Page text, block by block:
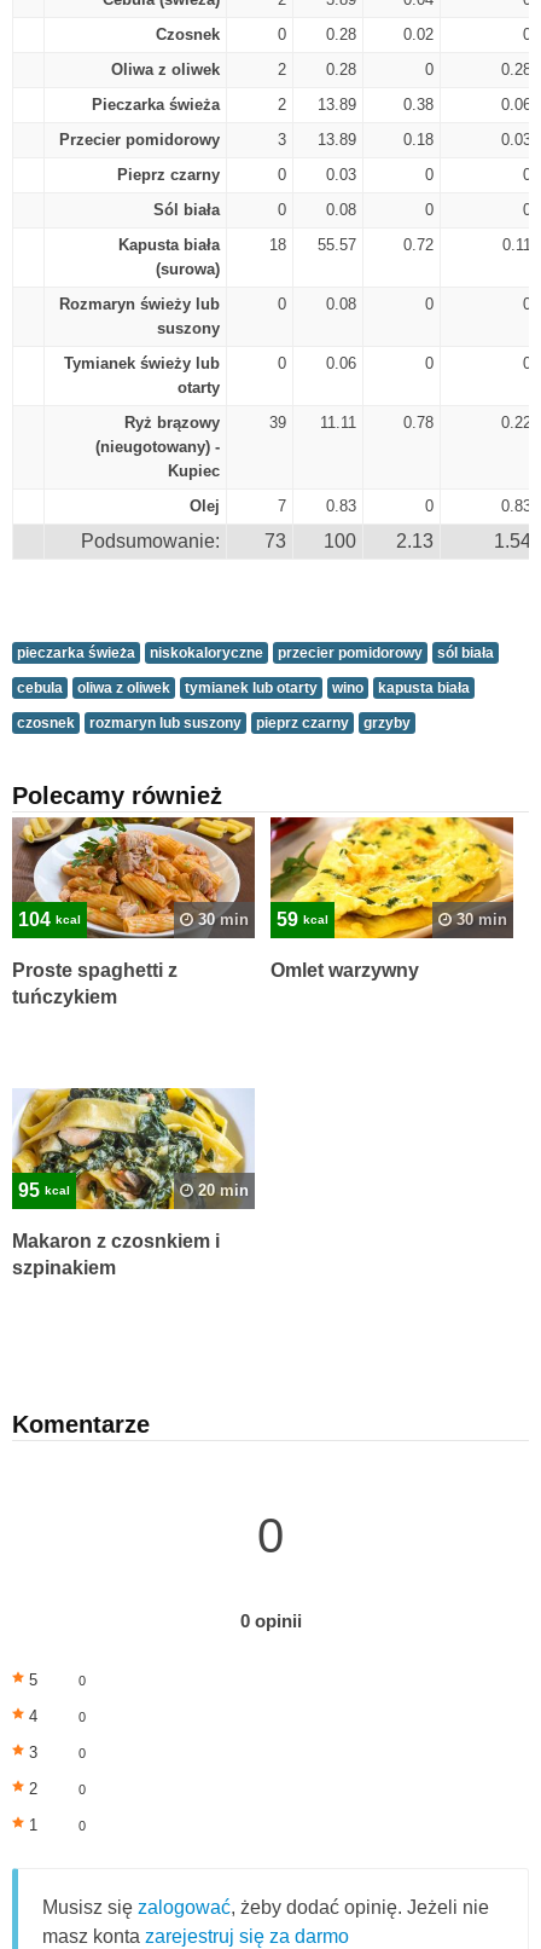
Czosnek
0 0.28 0.02
0
Oliwa z oliwek
2 0.28 0
0.28
Pieczarka świeża
2 13.89 0.38
0.06
Przecier pomidorowy
3 13.89 0.18
0.03
Pieprz czarny
0 0.03 0
0
Sól biała
0 0.08 0
0
Kapusta biała
(surowa)
18 55.57 0.72 0.11
Rozmaryn świeży lub
suszony
0 0.08 0 0
Tymianek świeży lub
otarty
0 0.06 0 0
Ryż brązowy
(nieugotowany) -
Kupiec
39 11.11 0.78 0.22
Olej 7 0.83 0 0.83
Podsumowanie: 73 100 2.13 1.54
pieczarka świeża niskokaloryczne przecier pomidorowy sól biała
cebula oliwa z oliwek tymianek lub otarty wino kapusta biała
czosnek rozmaryn lub suszony pieprz czarny grzyby
Polecamy również
104 kcal 30 min
Proste spaghetti z
tuńczykiem
59 kcal 30 min
Omlet warzywny
95 kcal 20 min
Makaron z czosnkiem i
szpinakiem
Komentarze
0
0 opinii
5 0
4 0
3 0
2 0
1 0
Musisz się zalogować, żeby dodać opinię. Jeżeli nie
masz konta zarejestruj się za darmo